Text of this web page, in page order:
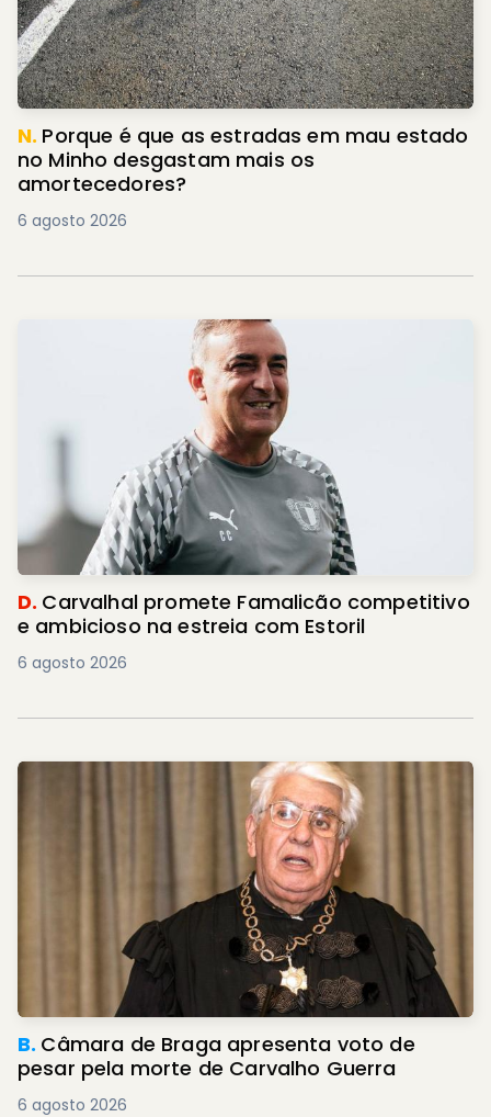
N. Porque é que as estradas em mau estado
no Minho desgastam mais os
amortecedores?
6 agosto 2026
D. Carvalhal promete Famalicão competitivo
e ambicioso na estreia com Estoril
6 agosto 2026
B. Câmara de Braga apresenta voto de
pesar pela morte de Carvalho Guerra
6 agosto 2026